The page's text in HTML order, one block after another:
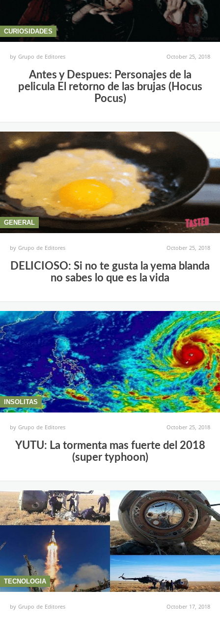
CURIOSIDADES
byGrupo de Editores October 25, 2018
Antes y Despues: Personajes de la
pelicula El retorno de las brujas (Hocus
Pocus)
GENERAL
byGrupo de Editores October 25, 2018
DELICIOSO: Si no te gusta la yema blanda
no sabes lo que es la vida
INSOLITAS
byGrupo de Editores October 25, 2018
YUTU: La tormenta mas fuerte del 2018
(super typhoon)
TECNOLOGIA
byGrupo de Editores October 17, 2018